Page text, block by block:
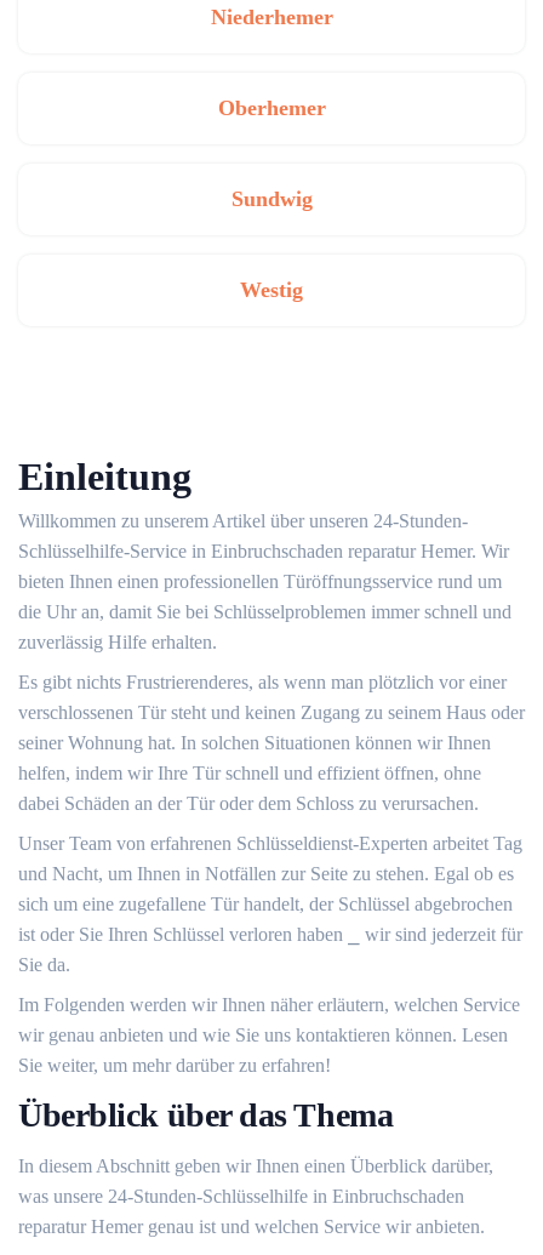
Niederhemer
Oberhemer
Sundwig
Westig
Einleitung
Willkommen zu unserem Artikel über unseren 24-Stunden-
Schlüsselhilfe-Service in Einbruchschaden reparatur Hemer.​ Wir
bieten Ihnen einen professionellen Türöffnungsservice rund um
die Uhr an, damit Sie bei Schlüsselproblemen immer schnell und
zuverlässig Hilfe erhalten.​
Es gibt nichts Frustrierenderes, als wenn man plötzlich vor einer
verschlossenen Tür steht und keinen Zugang zu seinem Haus oder
seiner Wohnung hat.​ In solchen Situationen können wir Ihnen
helfen, indem wir Ihre Tür schnell und effizient öffnen, ohne
dabei Schäden an der Tür oder dem Schloss zu verursachen.​
Unser Team von erfahrenen Schlüsseldienst-Experten arbeitet Tag
und Nacht, um Ihnen in Notfällen zur Seite zu stehen.​ Egal ob es
sich um eine zugefallene Tür handelt, der Schlüssel abgebrochen
ist oder Sie Ihren Schlüssel verloren haben ⎯ wir sind jederzeit für
Sie da.​
Im Folgenden werden wir Ihnen näher erläutern, welchen Service
wir genau anbieten und wie Sie uns kontaktieren können.​ Lesen
Sie weiter, um mehr darüber zu erfahren!​
Überblick über das Thema
In diesem Abschnitt geben wir Ihnen einen Überblick darüber,
was unsere 24-Stunden-Schlüsselhilfe in Einbruchschaden
reparatur Hemer genau ist und welchen Service wir anbieten.